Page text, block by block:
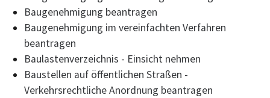
Baugenehmigung beantragen
Baugenehmigung im vereinfachten Verfahren
beantragen
Baulastenverzeichnis - Einsicht nehmen
Baustellen auf öffentlichen Straßen -
Verkehrsrechtliche Anordnung beantragen